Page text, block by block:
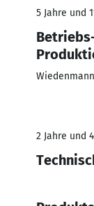
5 Jahre und
2 Jahre und